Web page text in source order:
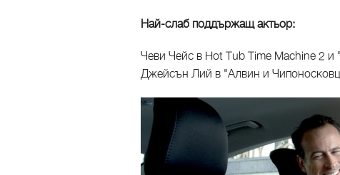
Най-слаб поддържащ актьор:
Чеви Чейс в Hot Tub Time Machine 2 и "
Джейсън Лий в "Алвин и